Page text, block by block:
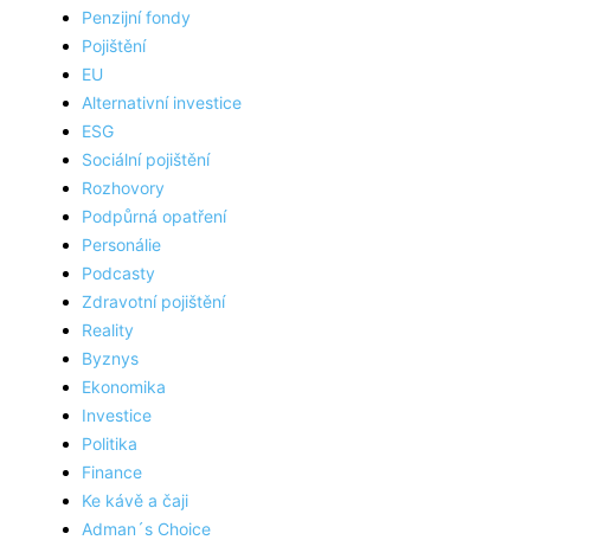
Penzijní fondy
Pojištění
EU
Alternativní investice
ESG
Sociální pojištění
Rozhovory
Podpůrná opatření
Personálie
Podcasty
Zdravotní pojištění
Reality
Byznys
Ekonomika
Investice
Politika
Finance
Ke kávě a čaji
Adman´s Choice